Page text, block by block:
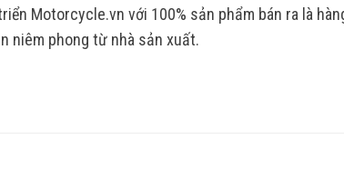
Motorcycle.vn với 100% sản phẩm bán ra là
niêm phong từ nhà sản xuất.